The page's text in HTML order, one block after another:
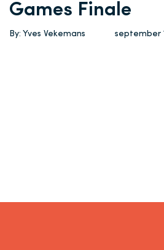
Games Finale
By: Yves Vekemans september